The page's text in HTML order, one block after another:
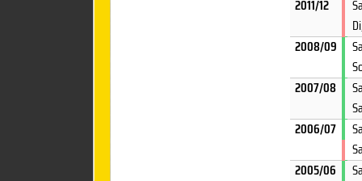
2011/12
2008/09
2007/08
2006/07
2005/06